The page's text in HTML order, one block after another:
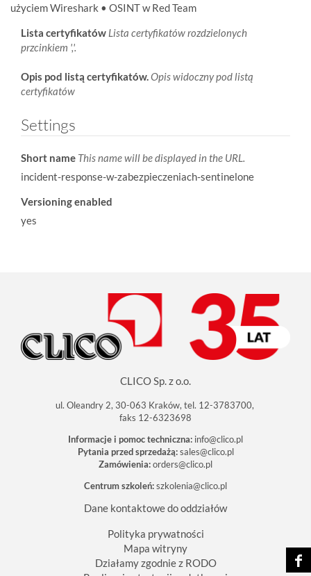
użyciem Wireshark • OSINT w Red Team
Lista certyfikatów Lista certyfikatów rozdzielonych
przcinkiem ','.
Opis pod listą certyfikatów. Opis widoczny pod listą
certyfikatów
Settings
Short name This name will be displayed in the URL.
incident-response-w-zabezpieczeniach-sentinelone
Versioning enabled
yes
CLICO Sp. z o.o.
ul. Oleandry 2, 30-063 Kraków, tel. 12-3783700,
faks 12-6323698
Informacje i pomoc techniczna: info@clico.pl
Pytania przed sprzedażą: sales@clico.pl
Zamówienia:orders@clico.pl
Centrum szkoleń:szkolenia@clico.pl
Dane kontaktowe do oddziałów
Polityka prywatności
Mapa witryny
Działamy zgodnie z RODO